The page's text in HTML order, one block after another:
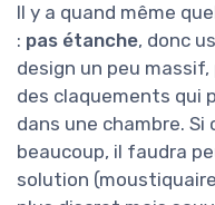
Il y a quand même
: pas étanche, donc
design un peu
des claquements qui
dans une chambre.
beaucoup, il faudra
solution